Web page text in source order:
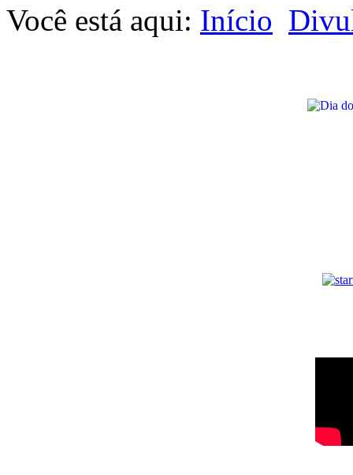
Você está aqui: Início